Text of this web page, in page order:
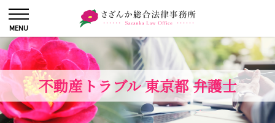
不動産トラブル 東京都 弁護士